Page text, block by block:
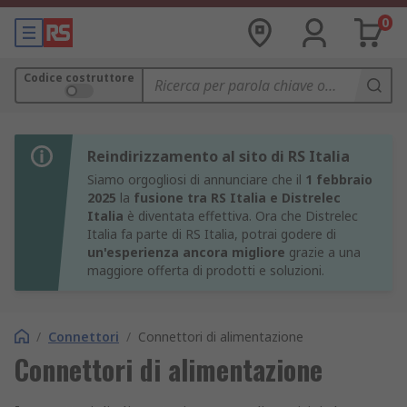
0
Codice costruttore
Reindirizzamento al sito di RS Italia
Siamo orgogliosi di annunciare che il 1 febbraio
2025 la fusione tra RS Italia e Distrelec
Italia è diventata effettiva. Ora che Distrelec
Italia fa parte di RS Italia, potrai godere di
un'esperienza ancora migliore grazie a una
maggiore offerta di prodotti e soluzioni.
/ Connettori / Connettori di alimentazione
Connettori di alimentazione